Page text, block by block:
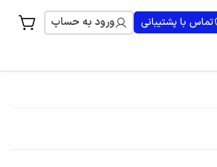
تماس با پشتیبانی ورود به حساب